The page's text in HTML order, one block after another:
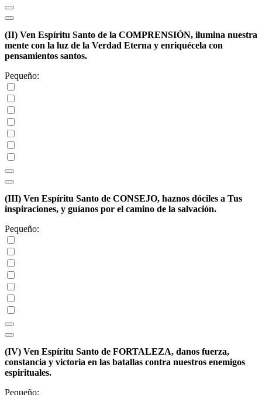
(II) Ven Espíritu Santo de la COMPRENSIÓN, ilumina nuestra
mente con la luz de la Verdad Eterna y enriquécela con
pensamientos santos.
Pequeño:
(III) Ven Espíritu Santo de CONSEJO, haznos dóciles a Tus
inspiraciones, y guíanos por el camino de la salvación.
Pequeño:
(IV) Ven Espíritu Santo de FORTALEZA, danos fuerza,
constancia y victoria en las batallas contra nuestros enemigos
espirituales.
Pequeño: